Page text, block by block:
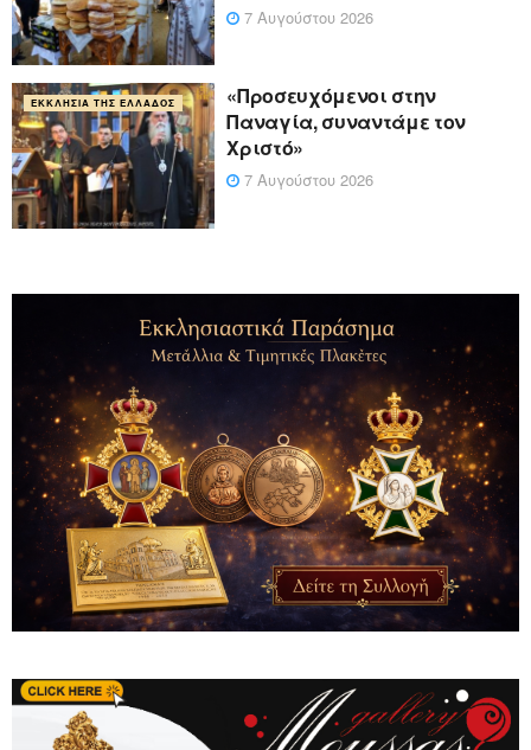
7 Αυγούστου 2026
ΕΚΚΛΗΣΊΑ ΤΗΣ ΕΛΛΆΔΟΣ
«Προσευχόμενοι στην
Παναγία, συναντάμε τον
Χριστό»
7 Αυγούστου 2026